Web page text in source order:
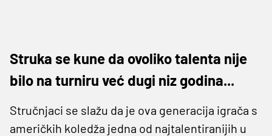
Struka se kune da ovoliko talenta nije
bilo na turniru već dugi niz godina...
Stručnjaci se slažu da je ova generacija igrača s
američkih koledža jedna od najtalentiranijih u